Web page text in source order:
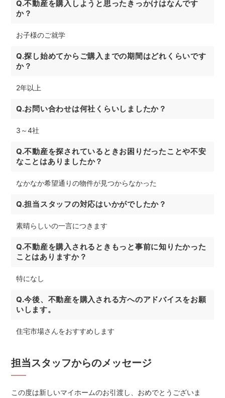
Q.不動産を購入しようと思ったきっかけはなんです
か？
お子様のご就学
Q.探し始めてからご購入までの期間はどれくらいです
か？
2年以上
Q.お問い合わせは何社くらいしましたか？
3～4社
Q.不動産を探されているときお困りだったことや不安
なことはありましたか？
なかなか希望通りの物件が見つからなかった
Q.担当スタッフの対応はいかがでしたか？
素晴らしいの一言につきます
Q.不動産を購入されるときもっと事前に知りたかった
ことはありますか？
特になし
Q.今後、不動産を購入される方へのアドバイスをお願
いします。
住宅市場さんをおすすめします
担当スタッフからのメッセージ
この度は新しいマイホームのお引渡し、おめでとうございま